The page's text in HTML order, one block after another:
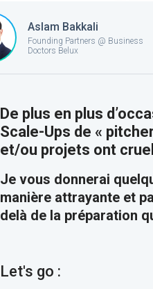
Aslam Bakkali
Founding Partners @ Business
Doctors Belux
De plus en plus
Scale-Ups de «
et/ou projets ont
Je vous donnerai
manière attrayante et
delà de la préparation
Let's go :